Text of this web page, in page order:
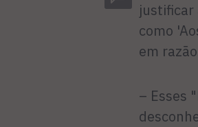
justificar
como
em
– Esses